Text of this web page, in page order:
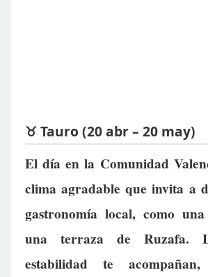
♉ Tauro (20 abr – 20 may)
El día en la Comunidad
clima agradable que invita a
gastronomía local, como
una terraza de Ruzafa.
estabilidad te